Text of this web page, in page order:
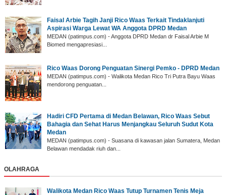
Faisal Arbie Tagih Janji Rico Waas Terkait Tindaklanjuti
Aspirasi Warga Lewat WA Anggota DPRD Medan
MEDAN (patimpus.com) - Anggota DPRD Medan dr Faisal Arbie M
Biomed mengapresiasi...
Rico Waas Dorong Penguatan Sinergi Pemko - DPRD Medan
MEDAN (patimpus.com) - Walikota Medan Rico Tri Putra Bayu Waas
mendorong penguatan...
Hadiri CFD Pertama di Medan Belawan, Rico Waas Sebut
Bahagia dan Sehat Harus Menjangkau Seluruh Sudut Kota
Medan
MEDAN (patimpus.com) - Suasana di kawasan jalan Sumatera, Medan
Belawan mendadak riuh dan...
OLAHRAGA
Walikota Medan Rico Waas Tutup Turnamen Tenis Meja